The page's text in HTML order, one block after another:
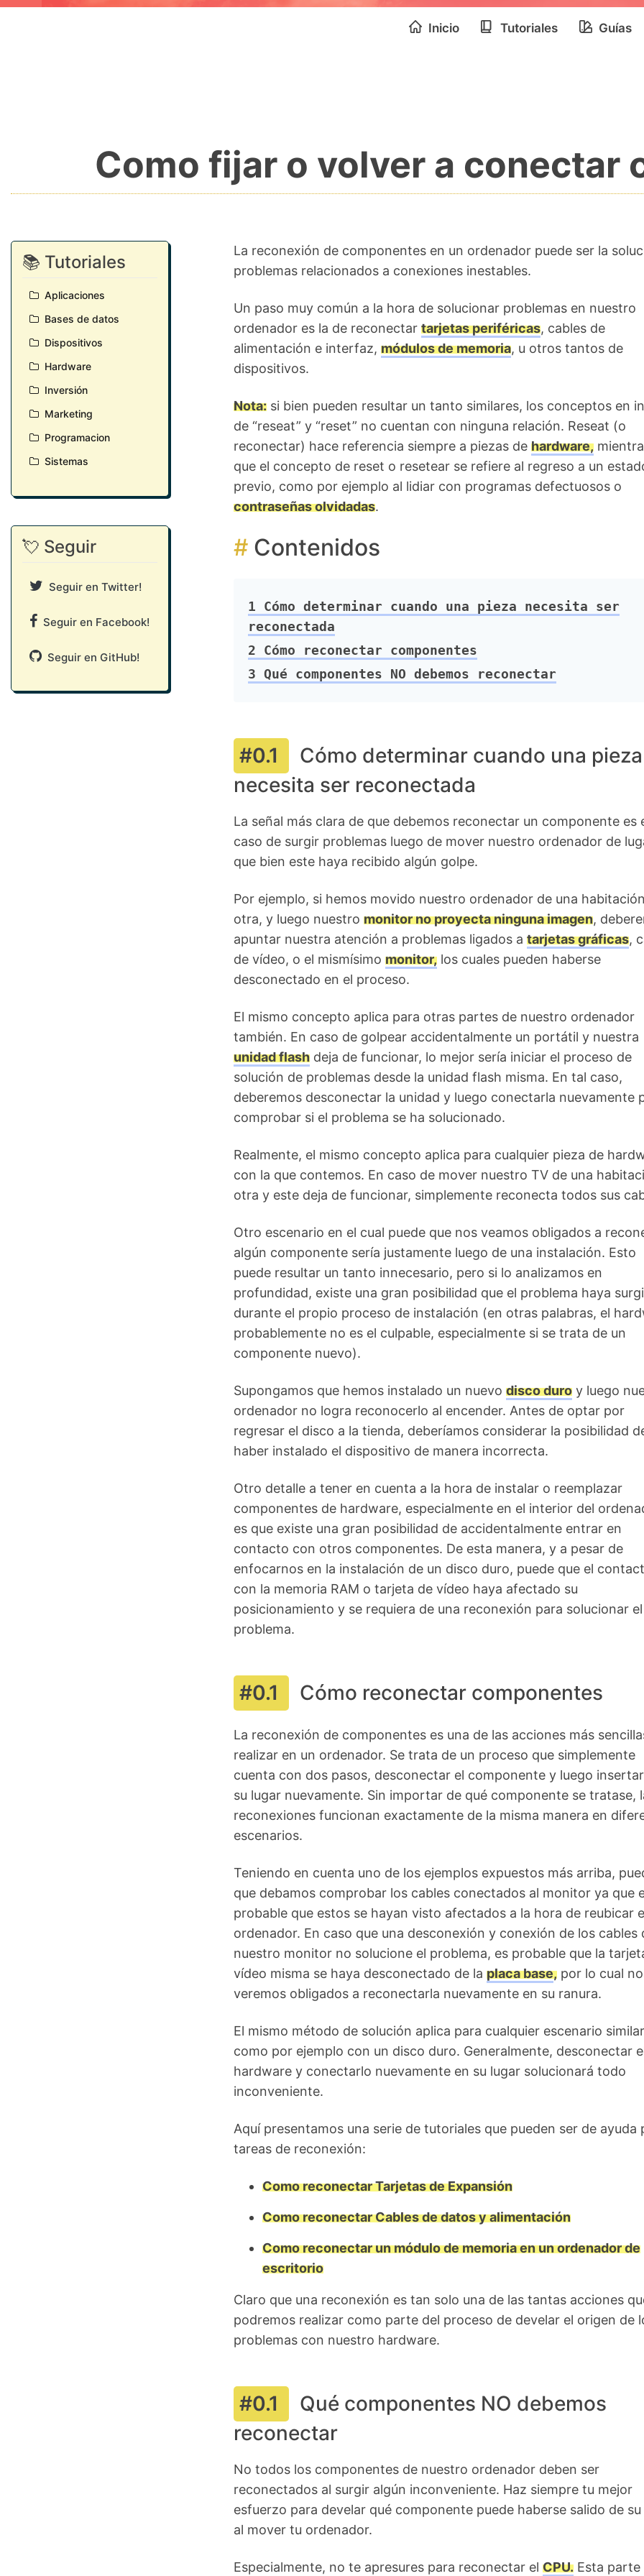
Inicio Tutoriales Guías
Como fijar o volver a conectar
📚 Tutoriales
Aplicaciones
Bases de datos
Dispositivos
Hardware
Inversión
Marketing
Programacion
Sistemas
💘 Seguir
Seguir en Twitter!
Seguir en Facebook!
Seguir en GitHub!
La reconexión de componentes en un ordenador puede ser la
problemas relacionados a conexiones inestables.
Un paso muy común a la hora de solucionar problemas en nuestro
ordenador es la de reconectar tarjetas periféricas, cables de
alimentación e interfaz, módulos de memoria, u otros tantos de
dispositivos.
Nota:si bien pueden resultar un tanto similares, los conceptos en
de “reseat” y “reset” no cuentan con ninguna relación. Reseat (o
reconectar) hace referencia siempre a piezas de hardware,
que el concepto de reset o resetear se refiere al regreso a un
previo, como por ejemplo al lidiar con programas defectuosos o
contraseñas olvidadas.
Contenidos
1 Cómo determinar cuando una pieza necesita ser
reconectada
2 Cómo reconectar componentes
3 Qué componentes NO debemos reconectar
Cómo determinar cuando una pieza
necesita ser reconectada
La señal más clara de que debemos reconectar un componente es
caso de surgir problemas luego de mover nuestro ordenador de
que bien este haya recibido algún golpe.
Por ejemplo, si hemos movido nuestro ordenador de una
otra, y luego nuestro monitor no proyecta ninguna imagen,
apuntar nuestra atención a problemas ligados a tarjetas gráficas,
de vídeo, o el mismísimo monitor,los cuales pueden haberse
desconectado en el proceso.
El mismo concepto aplica para otras partes de nuestro ordenador
también. En caso de golpear accidentalmente un portátil y nuestra
unidad flashdeja de funcionar, lo mejor sería iniciar el proceso de
solución de problemas desde la unidad flash misma. En tal caso,
deberemos desconectar la unidad y luego conectarla nuevamente
comprobar si el problema se ha solucionado.
Realmente, el mismo concepto aplica para cualquier pieza de
con la que contemos. En caso de mover nuestro TV de una
otra y este deja de funcionar, simplemente reconecta todos sus
Otro escenario en el cual puede que nos veamos obligados a
algún componente sería justamente luego de una instalación. Esto
puede resultar un tanto innecesario, pero si lo analizamos en
profundidad, existe una gran posibilidad que el problema haya
durante el propio proceso de instalación (en otras palabras, el
probablemente no es el culpable, especialmente si se trata de un
componente nuevo).
Supongamos que hemos instalado un nuevo disco duroy luego
ordenador no logra reconocerlo al encender. Antes de optar por
regresar el disco a la tienda, deberíamos considerar la posibilidad
haber instalado el dispositivo de manera incorrecta.
Otro detalle a tener en cuenta a la hora de instalar o reemplazar
componentes de hardware, especialmente en el interior del
es que existe una gran posibilidad de accidentalmente entrar en
contacto con otros componentes. De esta manera, y a pesar de
enfocarnos en la instalación de un disco duro, puede que el
con la memoria RAM o tarjeta de vídeo haya afectado su
posicionamiento y se requiera de una reconexión para solucionar el
problema.
Cómo reconectar componentes
La reconexión de componentes es una de las acciones más
realizar en un ordenador. Se trata de un proceso que simplemente
cuenta con dos pasos, desconectar el componente y luego
su lugar nuevamente. Sin importar de qué componente se tratase,
reconexiones funcionan exactamente de la misma manera en
escenarios.
Teniendo en cuenta uno de los ejemplos expuestos más arriba,
que debamos comprobar los cables conectados al monitor ya que
probable que estos se hayan visto afectados a la hora de reubicar
ordenador. En caso que una desconexión y conexión de los cables
nuestro monitor no solucione el problema, es probable que la
vídeo misma se haya desconectado de la placa base,por lo cual
veremos obligados a reconectarla nuevamente en su ranura.
El mismo método de solución aplica para cualquier escenario
como por ejemplo con un disco duro. Generalmente, desconectar
hardware y conectarlo nuevamente en su lugar solucionará todo
inconveniente.
Aquí presentamos una serie de tutoriales que pueden ser de ayuda
tareas de reconexión:
Como reconectar Tarjetas de Expansión
Como reconectar Cables de datos y alimentación
Como reconectar un módulo de memoria en un ordenador de
escritorio
Claro que una reconexión es tan solo una de las tantas acciones
podremos realizar como parte del proceso de develar el origen de
problemas con nuestro hardware.
Qué componentes NO debemos
reconectar
No todos los componentes de nuestro ordenador deben ser
reconectados al surgir algún inconveniente. Haz siempre tu mejor
esfuerzo para develar qué componente puede haberse salido de su
al mover tu ordenador.
Especialmente, no te apresures para reconectar el CPU.Esta parte